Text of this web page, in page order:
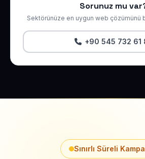
Sorunuz mu
Sektörünüze en uygun web çözümünü
+90 545 732 61
Sınırlı Süreli